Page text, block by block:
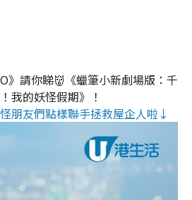
》請你睇👹《蠟筆小新劇場版：千
我的妖怪假期》！
朋友們點樣聯手拯救屋企人啦↓